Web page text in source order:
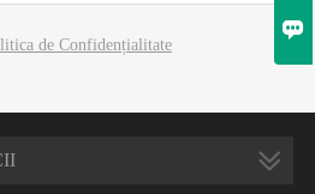
de Confidențialitate
